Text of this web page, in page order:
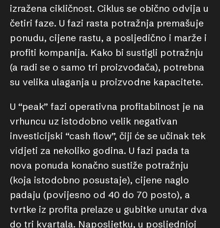
izražena cikličnost. Ciklus se obično odvija u
četiri faze. U fazi rasta potražnja premašuje
ponudu, cijene rastu, a posljedično i marže i
profiti kompanija. Kako bi sustigli potražnju
(a radi se o samo tri proizvođača), potrebna
su velika ulaganja u proizvodne kapacitete.
U “peak” fazi operativna profitabilnost je na
vrhuncu uz istodobno velik negativan
investicijski “cash flow”, čiji će se učinak tek
vidjeti za nekoliko godina. U fazi pada ta
nova ponuda konačno sustiže potražnju
(koja istodobno posustaje), cijene naglo
padaju (povijesno od 40 do 70 posto), a
tvrtke iz profita prelaze u gubitke unutar dva
do tri kvartala. Naposljetku, u posljednjoj